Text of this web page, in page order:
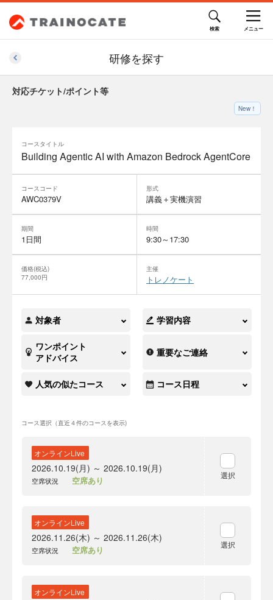
研修を探す
対応チケット/ポイント等
New！
コースタイトル
Building Agentic AI with Amazon Bedrock AgentCore
コースコード
AWC0379V
形式
講義＋実機演習
期間
1日間
時間
9:30～17:30
価格(税込)
77,000円
主催
トレノケート
対象者 学習内容
ワンポイント
アドバイス
重要なご連絡
人気の似たコース コース日程
コース選択（直近４件のコースを表示)
オンラインLive
2026.10.19(月) ～ 2026.10.19(月)
空席状況 空席あり 選択
オンラインLive
2026.11.26(木) ～ 2026.11.26(木)
空席状況 空席あり 選択
オンラインLive